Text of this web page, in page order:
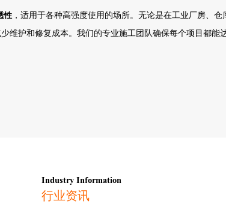
性 ，适用于各种高强度使用的场所。无论是在工业厂房、
维护和修复成本。我们的专业施工团队确保每个项目都能
Industry Information
行业资讯